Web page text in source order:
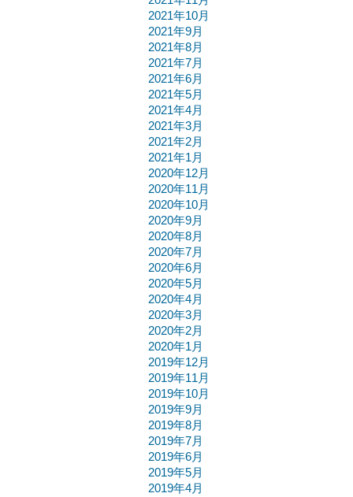
2021年10月
2021年9月
2021年8月
2021年7月
2021年6月
2021年5月
2021年4月
2021年3月
2021年2月
2021年1月
2020年12月
2020年11月
2020年10月
2020年9月
2020年8月
2020年7月
2020年6月
2020年5月
2020年4月
2020年3月
2020年2月
2020年1月
2019年12月
2019年11月
2019年10月
2019年9月
2019年8月
2019年7月
2019年6月
2019年5月
2019年4月